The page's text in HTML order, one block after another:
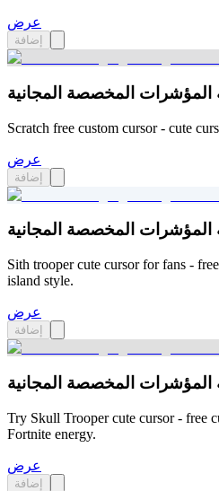
عرض
إضافة
Scratch free custom cursor - cute
عرض
إضافة
Sith trooper cute cursor for fans -
island style.
عرض
إضافة
Try Skull Trooper cute cursor - free
Fortnite energy.
عرض
إضافة